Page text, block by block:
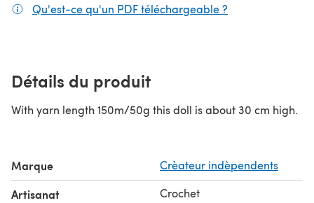
Qu'est-ce qu'un PDF téléchargeable ?
Détails du produit
With yarn length 150m/50g this doll is about 30 cm high.
Marque Crèateur indèpendents
Artisanat Crochet